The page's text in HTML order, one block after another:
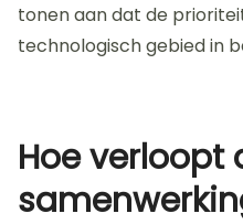
tonen aan dat de
technologisch gebied in